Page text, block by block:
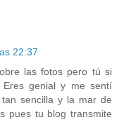
22:37
las fotos pero tú si
genial y me sentí
sencilla y la mar de
pues tu blog transmite